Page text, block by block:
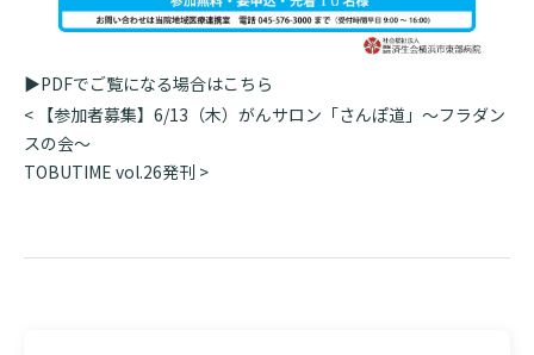
研究・業績
特長
東部病院の特長
ご面会について
ご来院にあたって
交通アクセス
フロアマップ
連携登録医療機関一覧
医療関係者向け講習・研修
人材開発センター
当院退職後のカルテ閲覧手続きについて
臨床研究センターのご紹介
▶︎PDFでご覧になる場合はこちら
投
稿
ナ
ー
< 【参加者募集】6/13（木）がんサロン「さんぽ道」〜フラダン
スの会〜
TOBUTIME vol.26発刊 >